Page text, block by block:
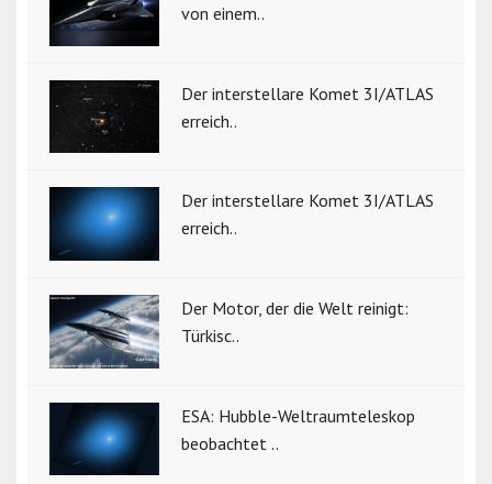
von einem..
Der interstellare Komet 3I/ATLAS
erreich..
Der interstellare Komet 3I/ATLAS
erreich..
Der Motor, der die Welt reinigt:
Türkisc..
ESA: Hubble-Weltraumteleskop
beobachtet ..